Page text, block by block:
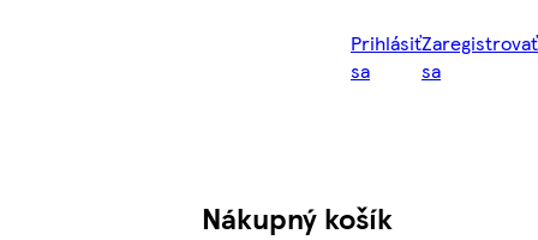
Prihlásiť
sa
Zaregistrovať
sa
Nákupný košík